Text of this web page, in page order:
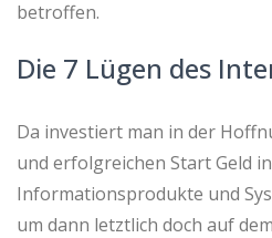
betroffen.
Die 7 Lügen des
Da investiert man in der
und erfolgreichen Start Geld
Informationsprodukte und
um dann letztlich doch auf